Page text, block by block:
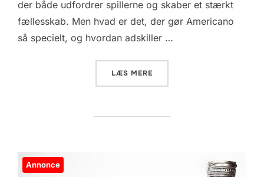
der både udfordrer spillerne og skaber et stærkt
fællesskab. Men hvad er det, der gør Americano
så specielt, og hvordan adskiller …
LÆS MERE
Annonce